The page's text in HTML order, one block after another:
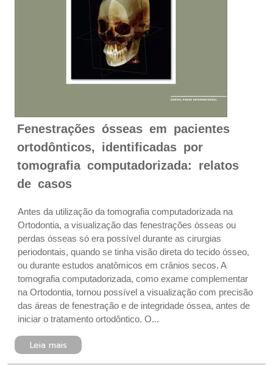
Fenestrações ósseas em pacientes
ortodônticos, identificadas por
tomografia computadorizada: relatos
de casos
Antes da utilização da tomografia computadorizada na
Ortodontia, a visualização das fenestrações ósseas ou
perdas ósseas só era possível durante as cirurgias
periodontais, quando se tinha visão direta do tecido ósseo,
ou durante estudos anatômicos em crânios secos. A
tomografia computadorizada, como exame complementar
na Ortodontia, tornou possível a visualização com precisão
das áreas de fenestração e de integridade óssea, antes de
iniciar o tratamento ortodôntico. O...
Leia mais